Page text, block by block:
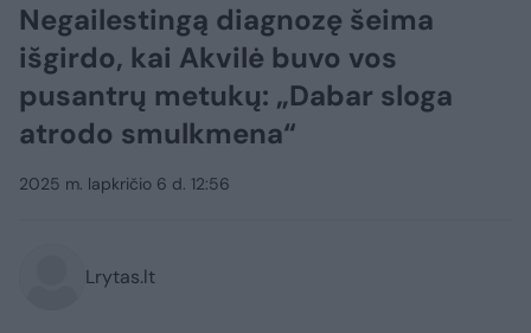
Negailestingą diagnozę šeima
išgirdo, kai Akvilė buvo vos
pusantrų metukų: „Dabar sloga
atrodo smulkmena“
2025 m. lapkričio 6 d. 12:56
Lrytas.lt